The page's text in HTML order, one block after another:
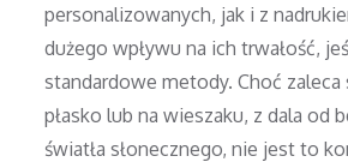
personalizowanych, jak i z
dużego wpływu na ich trwałość,
standardowe metody. Choć zaleca
płasko lub na wieszaku, z dala od
światła słonecznego, nie jest to